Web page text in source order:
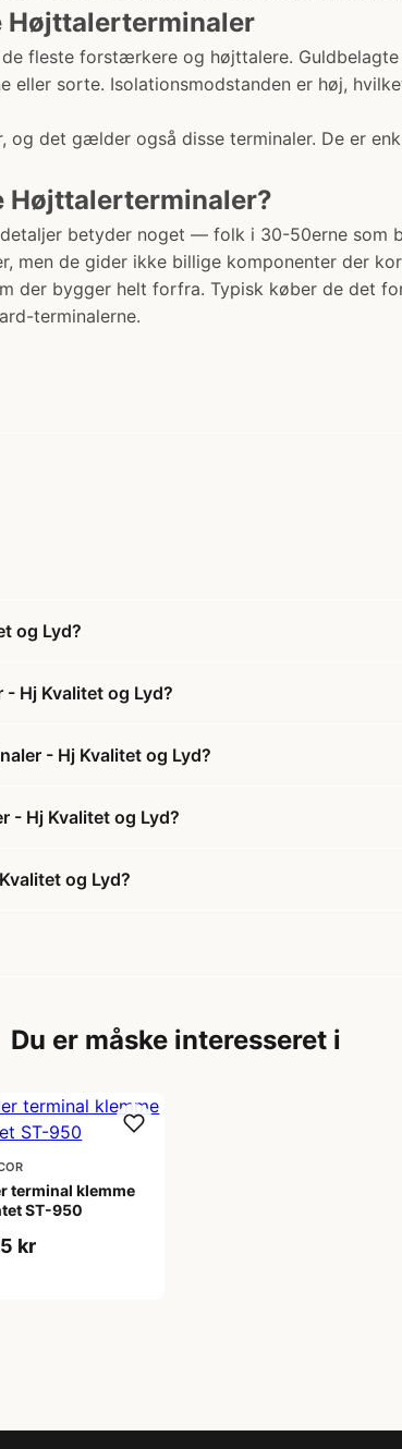
Højttalerterminaler
fleste forstærkere og højttalere.
sorte. Isolationsmodstanden er høj,
det gælder også disse terminaler. De er
Højttalerterminaler?
betyder noget — folk i 30-50erne som
men de gider ikke billige komponenter der
der bygger helt forfra. Typisk køber de det
terminalerne.
og Lyd?
Hj Kvalitet og Lyd?
- Hj Kvalitet og Lyd?
- Hj Kvalitet og Lyd?
og Lyd?
Du er måske interesseret i
terminal klemme
ST-950
kr